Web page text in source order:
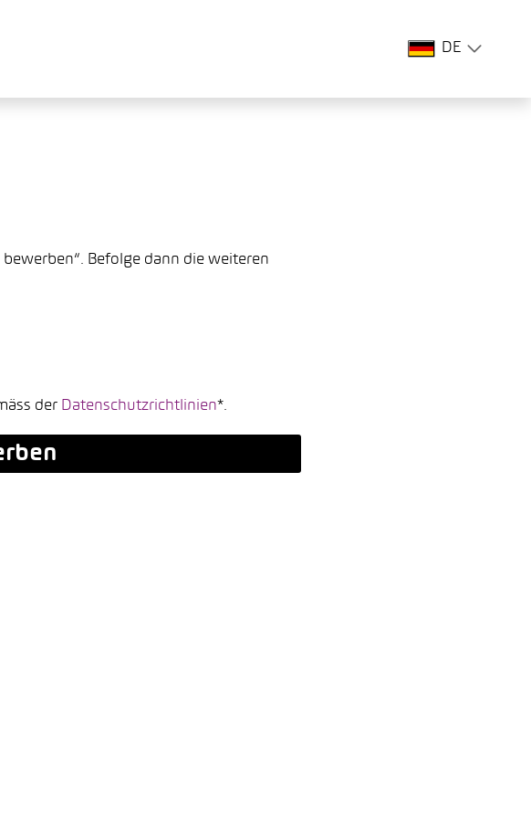
DE
Befolge dann die weiteren
der Datenschutzrichtlinien*.